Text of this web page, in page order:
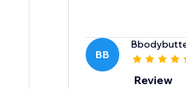
BB
Review